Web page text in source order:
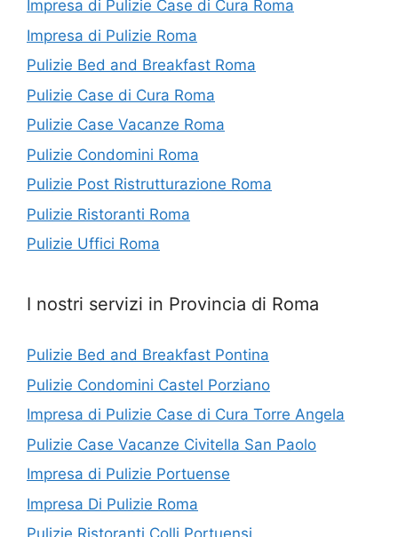
Impresa di Pulizie Case di Cura Roma
Impresa di Pulizie Roma
Pulizie Bed and Breakfast Roma
Pulizie Case di Cura Roma
Pulizie Case Vacanze Roma
Pulizie Condomini Roma
Pulizie Post Ristrutturazione Roma
Pulizie Ristoranti Roma
Pulizie Uffici Roma
I nostri servizi in Provincia di Roma
Pulizie Bed and Breakfast Pontina
Pulizie Condomini Castel Porziano
Impresa di Pulizie Case di Cura Torre Angela
Pulizie Case Vacanze Civitella San Paolo
Impresa di Pulizie Portuense
Impresa Di Pulizie Roma
Pulizie Ristoranti Colli Portuensi